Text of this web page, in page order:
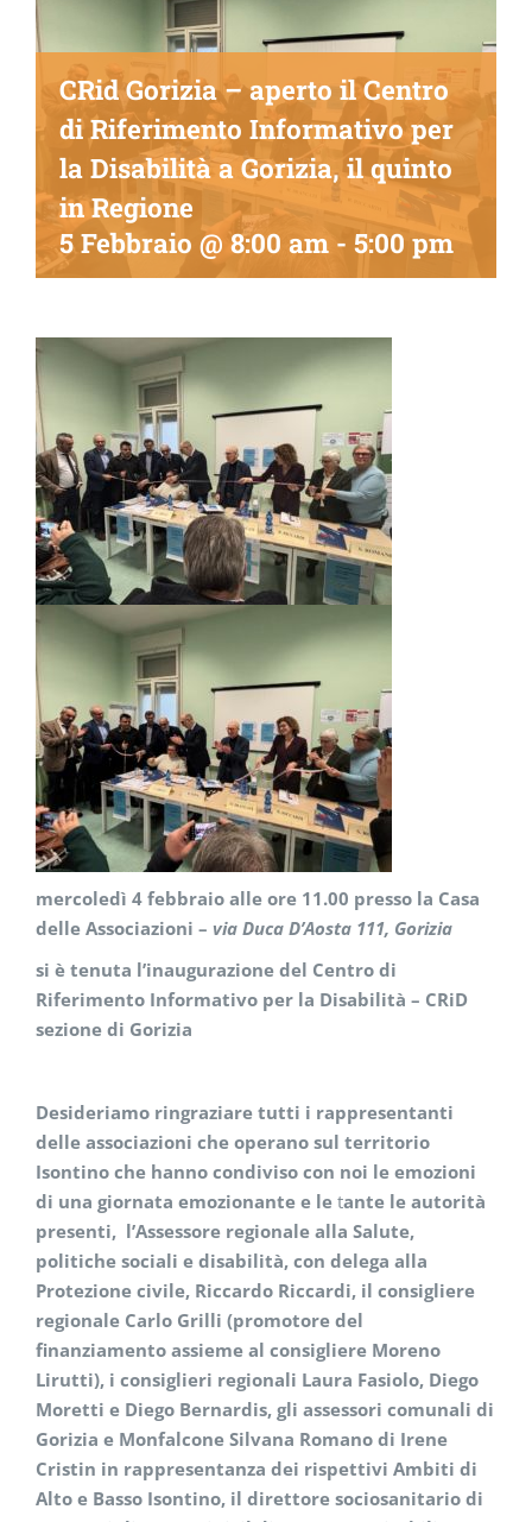
CRid Gorizia – aperto il Centro
di Riferimento Informativo per
la Disabilità a Gorizia, il quinto
in Regione
5 Febbraio @ 8:00 am - 5:00 pm
mercoledì 4 febbraio alle ore 11.00 presso la Casa
delle Associazioni – via Duca D’Aosta 111, Gorizia
si è tenuta l’inaugurazione del Centro di
Riferimento Informativo per la Disabilità – CRiD
sezione di Gorizia
Desideriamo ringraziare tutti i rappresentanti
delle associazioni che operano sul territorio
Isontino che hanno condiviso con noi le emozioni
di una giornata emozionante e le tante le autorità
presenti, l’Assessore regionale alla Salute,
politiche sociali e disabilità, con delega alla
Protezione civile, Riccardo Riccardi, il consigliere
regionale Carlo Grilli (promotore del
finanziamento assieme al consigliere Moreno
Lirutti), i consiglieri regionali Laura Fasiolo, Diego
Moretti e Diego Bernardis, gli assessori comunali di
Gorizia e Monfalcone Silvana Romano di Irene
Cristin in rappresentanza dei rispettivi Ambiti di
Alto e Basso Isontino, il direttore sociosanitario di